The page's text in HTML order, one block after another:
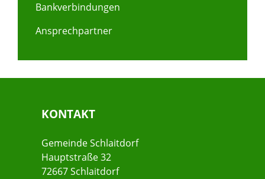
Bankverbindungen
Ansprechpartner
KONTAKT
Gemeinde Schlaitdorf
Hauptstraße 32
72667 Schlaitdorf